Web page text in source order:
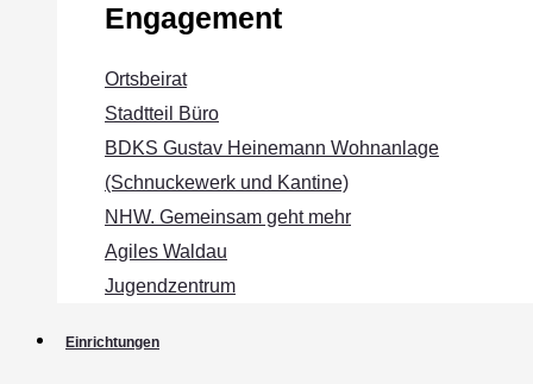
Engagement
Ortsbeirat
Stadtteil Büro
BDKS Gustav Heinemann Wohnanlage
(Schnuckewerk und Kantine)
NHW. Gemeinsam geht mehr
Agiles Waldau
Jugendzentrum
Einrichtungen